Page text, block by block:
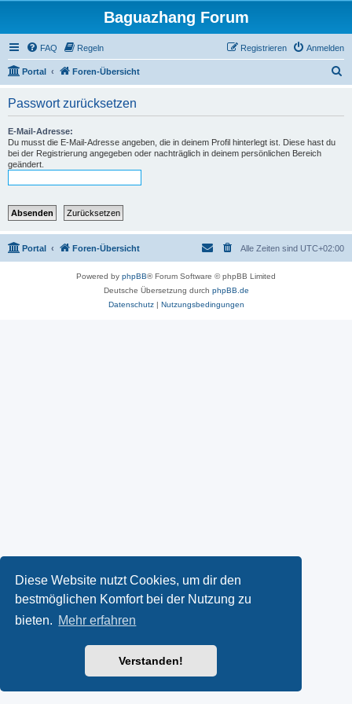
Diese Website nutzt Cookies, um dir den
bestmöglichen Komfort bei der Nutzung zu
bieten. Mehr erfahren
Verstanden!
Baguazhang Forum
FAQ Regeln Anmelden
Registrieren
Portal Foren-Übersicht
Passwort zurücksetzen
E-Mail-Adresse:
Du musst die E-Mail-Adresse angeben, die in deinem Profil hinterlegt ist. Diese hast du
bei der Registrierung angegeben oder nachträglich in deinem persönlichen Bereich
geändert.
Portal Foren-Übersicht Alle Zeiten sind UTC+02:00
Powered by phpBB® Forum Software © phpBB Limited
Deutsche Übersetzung durch phpBB.de
Datenschutz| Nutzungsbedingungen